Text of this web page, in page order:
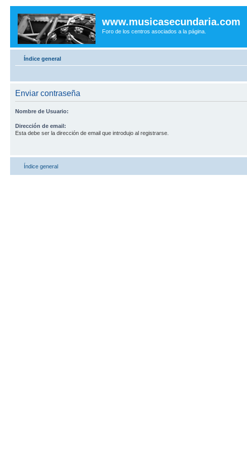
www.musicasecundaria.com
Foro de los centros asociados a la página.
Índice general
Enviar contraseña
Nombre de Usuario:
Dirección de email:
Esta debe ser la dirección de email que introdujo al registrarse.
Índice general